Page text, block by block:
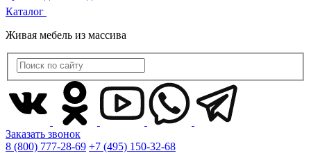
Каталог
Живая мебель из массива
Заказать звонок
8 (800) 777-28-69 +7 (495) 150-32-68